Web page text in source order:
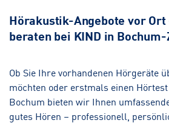
Hörakustik-Angebote vor
beraten bei KIND in
Ob Sie Ihre vorhandenen Hörgeräte
möchten oder erstmals einen
Bochum bieten wir Ihnen
gutes Hören – professionell,